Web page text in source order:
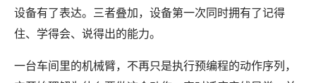
设备有了表达。三者叠加，设备第一次同时拥有了记得
住、学得会、说得出的能力。
一台车间里的机械臂，不再只是执行预编程的动作序列，